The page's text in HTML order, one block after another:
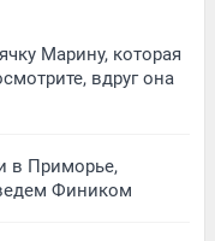
Марину, которая
вдруг она
в Приморье,
Фиником